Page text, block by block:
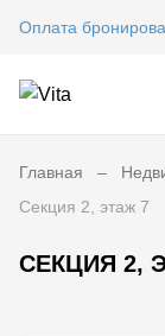
Оплата
Главная
Секция 2, этаж 7
СЕКЦИЯ 2,